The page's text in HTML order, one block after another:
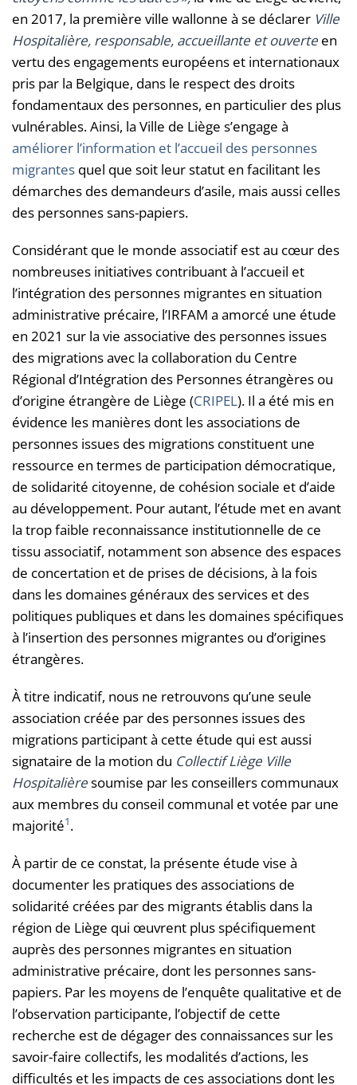
en 2017, la première ville wallonne à se déclarer Ville
Hospitalière, responsable, accueillante et ouverte en
vertu des engagements européens et internationaux
pris par la Belgique, dans le respect des droits
fondamentaux des personnes, en particulier des plus
vulnérables. Ainsi, la Ville de Liège s’engage à
améliorer l’information et l’accueil des personnes
migrantes quel que soit leur statut en facilitant les
démarches des demandeurs d’asile, mais aussi celles
des personnes sans-papiers.
Considérant que le monde associatif est au cœur des
nombreuses initiatives contribuant à l’accueil et
l’intégration des personnes migrantes en situation
administrative précaire, l’IRFAM a amorcé une étude
en 2021 sur la vie associative des personnes issues
des migrations avec la collaboration du Centre
Régional d’Intégration des Personnes étrangères ou
d’origine étrangère de Liège (CRIPEL). Il a été mis en
évidence les manières dont les associations de
personnes issues des migrations constituent une
ressource en termes de participation démocratique,
de solidarité citoyenne, de cohésion sociale et d’aide
au développement. Pour autant, l’étude met en avant
la trop faible reconnaissance institutionnelle de ce
tissu associatif, notamment son absence des espaces
de concertation et de prises de décisions, à la fois
dans les domaines généraux des services et des
politiques publiques et dans les domaines spécifiques
à l’insertion des personnes migrantes ou d’origines
étrangères.
À titre indicatif, nous ne retrouvons qu’une seule
association créée par des personnes issues des
migrations participant à cette étude qui est aussi
signataire de la motion du Collectif Liège Ville
Hospitalièresoumise par les conseillers communaux
aux membres du conseil communal et votée par une
majorité1.
À partir de ce constat, la présente étude vise à
documenter les pratiques des associations de
solidarité créées par des migrants établis dans la
région de Liège qui œuvrent plus spécifiquement
auprès des personnes migrantes en situation
administrative précaire, dont les personnes sans-
papiers. Par les moyens de l’enquête qualitative et de
l’observation participante, l’objectif de cette
recherche est de dégager des connaissances sur les
savoir-faire collectifs, les modalités d’actions, les
difficultés et les impacts de ces associations dont les